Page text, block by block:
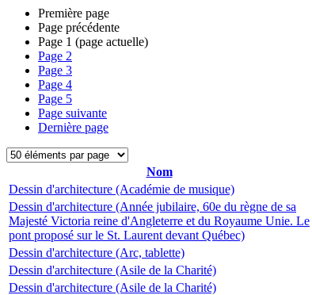
Première page
Page précédente
Page 1 (page actuelle)
Page 2
Page 3
Page 4
Page 5
Page suivante
Dernière page
Nom
Dessin d'architecture (Académie de musique)
Dessin d'architecture (Année jubilaire, 60e du règne de sa
Majesté Victoria reine d'Angleterre et du Royaume Unie. Le
pont proposé sur le St. Laurent devant Québec)
Dessin d'architecture (Arc, tablette)
Dessin d'architecture (Asile de la Charité)
Dessin d'architecture (Asile de la Charité)